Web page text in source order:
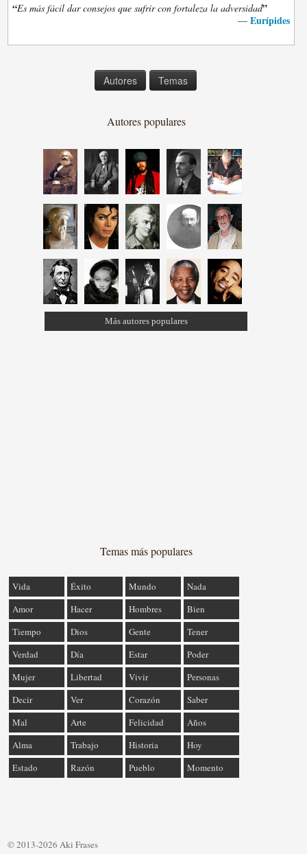
“Es más fácil dar consejos que sufrir con fortaleza la adversidad”
— Eurípides
Autores Temas
Autores populares
Más autores populares
Temas más populares
Vida Éxito Mundo
Nada
Amor
Hacer Hombres
Bien
Tiempo
Dios Gente
Tener
Verdad
Día Estar
Poder
Mujer
Libertad Vivir
Personas
Decir
Ver Corazón
Saber
Mal
Arte Felicidad
Años
Alma
Trabajo Historia
Hoy
Estado
Razón Pueblo Momento
© 2013-2026 Aki Frases